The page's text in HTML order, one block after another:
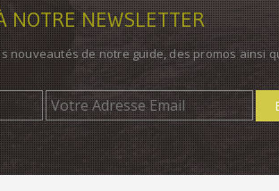
NOTRE NEWSLETTER
nouveautés de notre guide, des promos ainsi